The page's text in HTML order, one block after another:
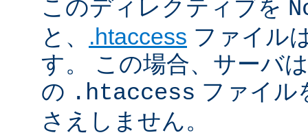
このディレクティブを
と、 .htaccess ファイル
す。 この場合、サーバ
の .htaccess ファイル
さえしません。